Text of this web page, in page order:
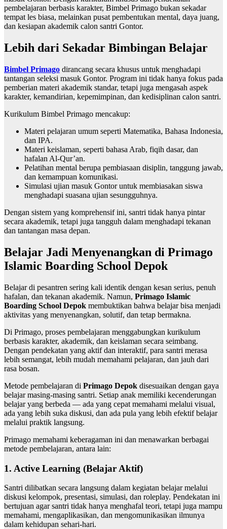
pembelajaran berbasis karakter, Bimbel Primago bukan sekadar
tempat les biasa, melainkan pusat pembentukan mental, daya juang,
dan kesiapan akademik calon santri Gontor.
Lebih dari Sekadar Bimbingan Belajar
Bimbel Primago dirancang secara khusus untuk menghadapi
tantangan seleksi masuk Gontor. Program ini tidak hanya fokus pada
pemberian materi akademik standar, tetapi juga mengasah aspek
karakter, kemandirian, kepemimpinan, dan kedisiplinan calon santri.
Kurikulum Bimbel Primago mencakup:
Materi pelajaran umum seperti Matematika, Bahasa Indonesia,
dan IPA.
Materi keislaman, seperti bahasa Arab, fiqih dasar, dan
hafalan Al-Qur’an.
Pelatihan mental berupa pembiasaan disiplin, tanggung jawab,
dan kemampuan komunikasi.
Simulasi ujian masuk Gontor untuk membiasakan siswa
menghadapi suasana ujian sesungguhnya.
Dengan sistem yang komprehensif ini, santri tidak hanya pintar
secara akademik, tetapi juga tangguh dalam menghadapi tekanan
dan tantangan masa depan.
Belajar Jadi Menyenangkan di Primago
Islamic Boarding School Depok
Belajar di pesantren sering kali identik dengan kesan serius, penuh
hafalan, dan tekanan akademik. Namun, Primago Islamic
Boarding School Depok membuktikan bahwa belajar bisa menjadi
aktivitas yang menyenangkan, solutif, dan tetap bermakna.
Di Primago, proses pembelajaran menggabungkan kurikulum
berbasis karakter, akademik, dan keislaman secara seimbang.
Dengan pendekatan yang aktif dan interaktif, para santri merasa
lebih semangat, lebih mudah memahami pelajaran, dan jauh dari
rasa bosan.
Metode pembelajaran di Primago Depok disesuaikan dengan gaya
belajar masing-masing santri. Setiap anak memiliki kecenderungan
belajar yang berbeda — ada yang cepat memahami melalui visual,
ada yang lebih suka diskusi, dan ada pula yang lebih efektif belajar
melalui praktik langsung.
Primago memahami keberagaman ini dan menawarkan berbagai
metode pembelajaran, antara lain:
1. Active Learning (Belajar Aktif)
Santri dilibatkan secara langsung dalam kegiatan belajar melalui
diskusi kelompok, presentasi, simulasi, dan roleplay. Pendekatan ini
bertujuan agar santri tidak hanya menghafal teori, tetapi juga mampu
memahami, mengaplikasikan, dan mengomunikasikan ilmunya
dalam kehidupan sehari-hari.